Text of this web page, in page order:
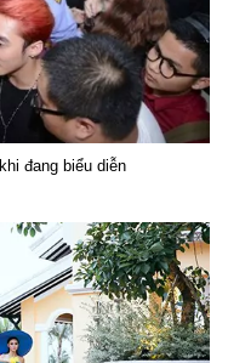
đang biểu diễn